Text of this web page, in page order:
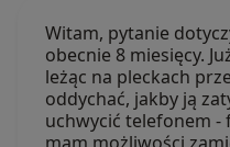
Witam, pytanie
obecnie 8 miesięcy.
leżąc na pleckach
oddychać, jakby ją
uchwycić telefonem -
mam możliwości